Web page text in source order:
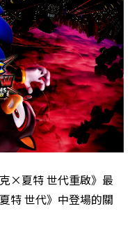
×夏特 世代重啟》最
特 世代》中登場的關